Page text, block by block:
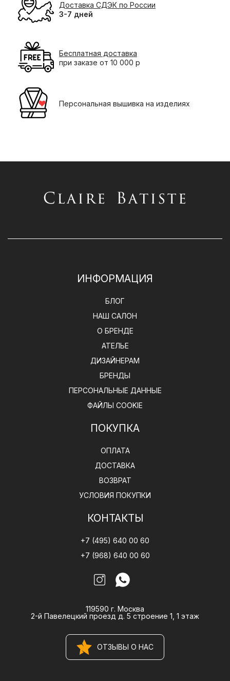
Доставка СДЭК по России
3-7 дней
Бесплатная доставка
при заказе от 10 000 р
Персональная вышивка на изделиях
ИНФОРМАЦИЯ
БЛОГ
НАШ САЛОН
О БРЕНДЕ
АТЕЛЬЕ
ДИЗАЙНЕРАМ
БРЕНДЫ
ПЕРСОНАЛЬНЫЕ ДАННЫЕ
ФАЙЛЫ COOKIE
ПОКУПКА
ОПЛАТА
ДОСТАВКА
ВОЗВРАТ
УСЛОВИЯ ПОКУПКИ
КОНТАКТЫ
+7 (495) 640 00 60
+7 (968) 640 00 60
119590 г. Москва
2-й Павелецкий проезд д. 5 строение 1, 1 этаж
ОТЗЫВЫ О НАС